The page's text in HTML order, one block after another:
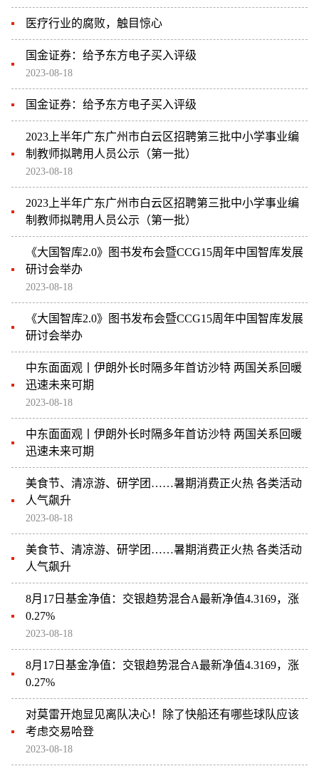
医疗行业的腐败，触目惊心
国金证券：给予东方电子买入评级
2023-08-18
国金证券：给予东方电子买入评级
2023上半年广东广州市白云区招聘第三批中小学事业编
制教师拟聘用人员公示（第一批）
2023-08-18
2023上半年广东广州市白云区招聘第三批中小学事业编
制教师拟聘用人员公示（第一批）
《大国智库2.0》图书发布会暨CCG15周年中国智库发展
研讨会举办
2023-08-18
《大国智库2.0》图书发布会暨CCG15周年中国智库发展
研讨会举办
中东面面观丨伊朗外长时隔多年首访沙特 两国关系回暖
迅速未来可期
2023-08-18
中东面面观丨伊朗外长时隔多年首访沙特 两国关系回暖
迅速未来可期
美食节、清凉游、研学团……暑期消费正火热 各类活动
人气飙升
2023-08-18
美食节、清凉游、研学团……暑期消费正火热 各类活动
人气飙升
8月17日基金净值：交银趋势混合A最新净值4.3169，涨
0.27%
2023-08-18
8月17日基金净值：交银趋势混合A最新净值4.3169，涨
0.27%
对莫雷开炮显见离队决心！除了快船还有哪些球队应该
考虑交易哈登
2023-08-18